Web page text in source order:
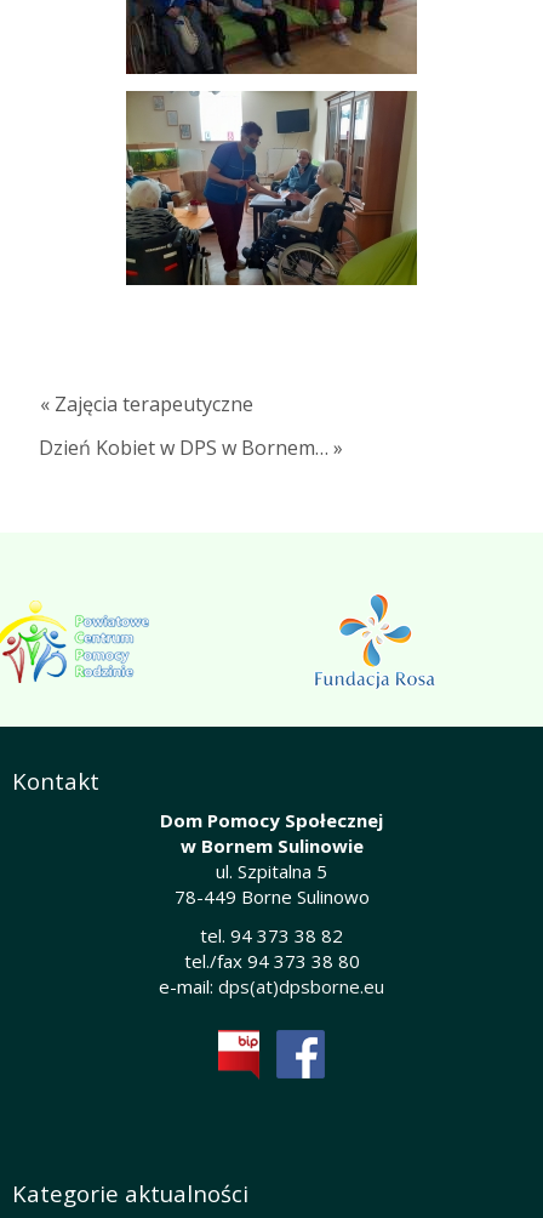
« Zajęcia terapeutyczne
Dzień Kobiet w DPS w Bornem… »
Kontakt
Dom Pomocy Społecznej
w Bornem Sulinowie
ul. Szpitalna 5
78-449 Borne Sulinowo
tel. 94 373 38 82
tel./fax 94 373 38 80
e-mail: dps(at)dpsborne.eu
Kategorie aktualności